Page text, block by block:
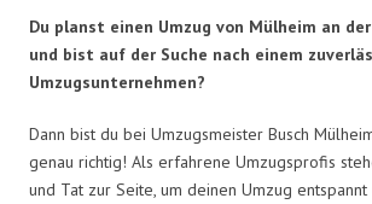
Du planst einen Umzug von Mülheim an
und bist auf der Suche nach einem
Umzugsunternehmen?
Dann bist du bei Umzugsmeister Busch
genau richtig! Als erfahrene Umzugsprofis
und Tat zur Seite, um deinen Umzug